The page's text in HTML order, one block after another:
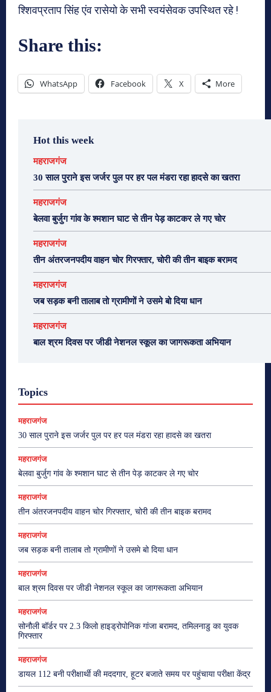
श्शिवप्रताप सिंह एंव रासेयो के सभी स्वयंसेवक उपस्थित रहे !
Share this:
WhatsApp Facebook X More
Hot this week
महराजगंज
30 साल पुराने इस जर्जर पुल पर हर पल मंडरा रहा हादसे का खतरा
महराजगंज
बेलवा बुर्जुग गांव के श्मशान घाट से तीन पेड़ काटकर ले गए चोर
महराजगंज
तीन अंतरजनपदीय वाहन चोर गिरफ्तार, चोरी की तीन बाइक बरामद
महराजगंज
जब सड़क बनी तालाब तो ग्रामीणों ने उसमे बो दिया धान
महराजगंज
बाल श्रम दिवस पर जीडी नेशनल स्कूल का जागरूकता अभियान
Topics
महराजगंज
30 साल पुराने इस जर्जर पुल पर हर पल मंडरा रहा हादसे का खतरा
महराजगंज
बेलवा बुर्जुग गांव के श्मशान घाट से तीन पेड़ काटकर ले गए चोर
महराजगंज
तीन अंतरजनपदीय वाहन चोर गिरफ्तार, चोरी की तीन बाइक बरामद
महराजगंज
जब सड़क बनी तालाब तो ग्रामीणों ने उसमे बो दिया धान
महराजगंज
बाल श्रम दिवस पर जीडी नेशनल स्कूल का जागरूकता अभियान
महराजगंज
सोनौली बॉर्डर पर 2.3 किलो हाइड्रोपोनिक गांजा बरामद, तमिलनाडु का युवक
गिरफ्तार
महराजगंज
डायल 112 बनी परीक्षार्थी की मददगार, हूटर बजाते समय पर पहुंचाया परीक्षा केंद्र